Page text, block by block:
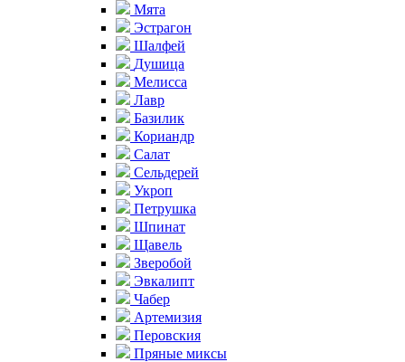
Мята
Эстрагон
Шалфей
Душица
Мелисса
Лавр
Базилик
Кориандр
Салат
Сельдерей
Укроп
Петрушка
Шпинат
Щавель
Зверобой
Эвкалипт
Чабер
Артемизия
Перовския
Пряные миксы